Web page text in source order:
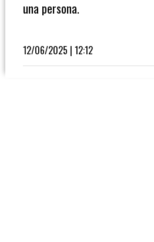
Fútbol
Biblioteca
una persona.
12/06/2025 | 12:12